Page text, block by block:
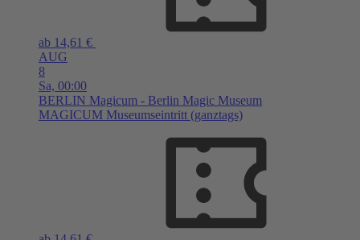
ab 14,61 €
AUG
8
Sa, 00:00
BERLIN Magicum - Berlin Magic Museum
MAGICUM Museumseintritt (ganztags)